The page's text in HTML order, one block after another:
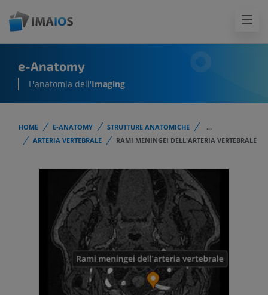
e-Anatomy
L'anatomia dell'Imaging
HOME E-ANATOMY STRUTTURE ANATOMICHE
...
ARTERIA VERTEBRALE
RAMI MENINGEI DELL'ARTERIA VERTEBRALE